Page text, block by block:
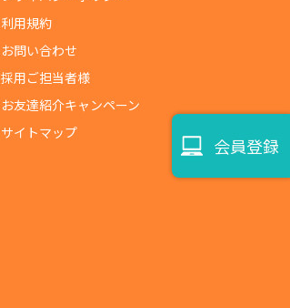
利用規約
お問い合わせ
採用ご担当者様
お友達紹介キャンペーン
サイトマップ
会員登録